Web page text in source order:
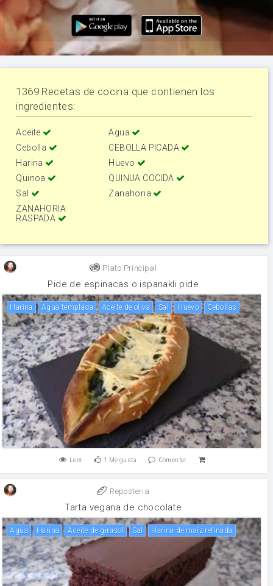
1369 Recetas de cocina que contienen los
ingredientes:
Aceite
Agua
Cebolla
CEBOLLA PICADA
Harina
Huevo
Quinoa
QUINUA COCIDA
Sal
Zanahoria
ZANAHORIA
RASPADA
Plato Principal
Pide de espinacas o ispanakli pide
harina agua templada aceite de oliva sal huevo Cebollas
Leer 1 Me gusta Comentar
Reposteria
Tarta vegana de chocolate
agua harina aceite de girasol sal Harina de maíz refinada